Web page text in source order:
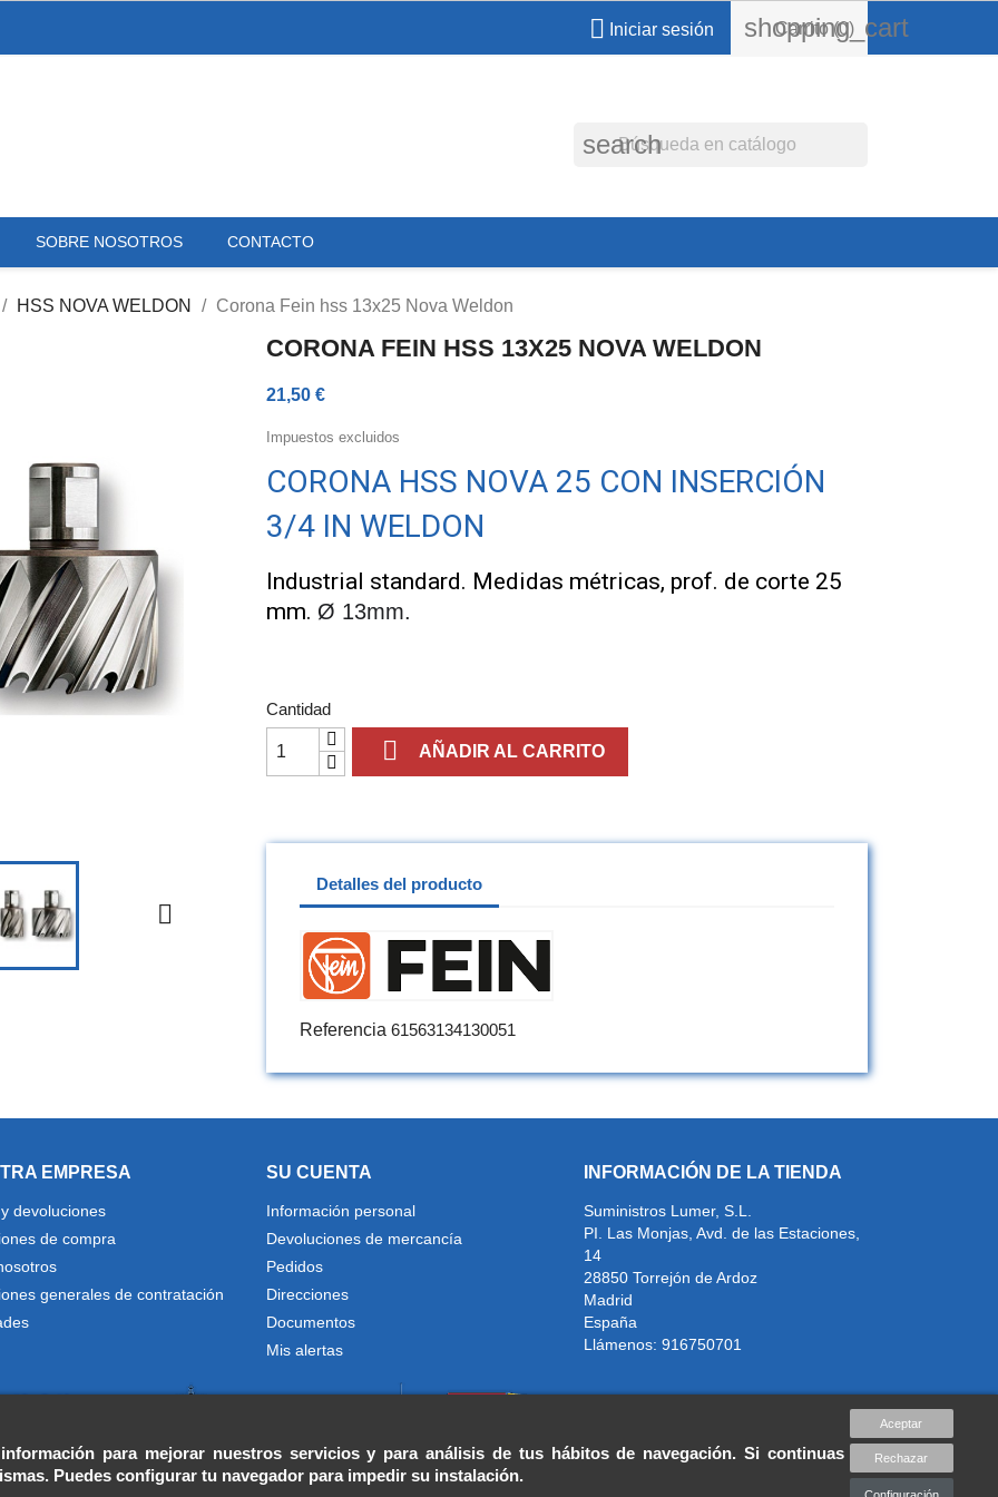
para mejorar nuestros servicios y para análisis de tus hábitos de navegación. Si continuas
Puedes configurar tu navegador para impedir su instalación.
Aceptar
Rechazar
 Iniciar sesión shopping_cart
Carrito (0)
search
SOBRE NOSOTROS CONTACTO
HSS NOVA WELDON Corona Fein hss 13x25 Nova Weldon

CORONA FEIN HSS 13X25 NOVA WELDON
21,50 €
Impuestos excluidos
CORONA HSS NOVA 25 CON INSERCIÓN
3/4 IN WELDON
Industrial standard. Medidas métricas, prof. de corte 25
mm. Ø 13mm.
Cantidad
 AÑADIR AL CARRITO
Detalles del producto
Referencia 61563134130051
EMPRESA
devoluciones
de compra
generales de contratación
SU CUENTA
Información personal
Devoluciones de mercancía
Pedidos
Direcciones
Documentos
Mis alertas
INFORMACIÓN DE LA TIENDA
Suministros Lumer, S.L.
PI. Las Monjas, Avd. de las Estaciones,
14
28850 Torrejón de Ardoz
Madrid
España
Llámenos: 916750701